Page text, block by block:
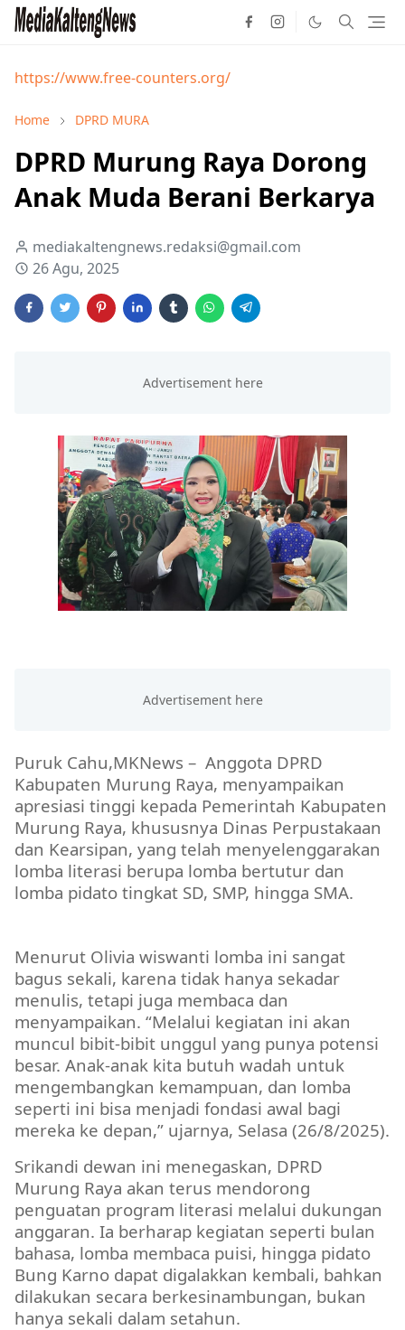
https://www.free-counters.org/
Home DPRD MURA
DPRD Murung Raya Dorong
Anak Muda Berani Berkarya
mediakaltengnews.redaksi@gmail.com
26 Agu, 2025
Puruk Cahu,MKNews – Anggota DPRD
Kabupaten Murung Raya, menyampaikan
apresiasi tinggi kepada Pemerintah Kabupaten
Murung Raya, khususnya Dinas Perpustakaan
dan Kearsipan, yang telah menyelenggarakan
lomba literasi berupa lomba bertutur dan
lomba pidato tingkat SD, SMP, hingga SMA.
Menurut Olivia wiswanti lomba ini sangat
bagus sekali, karena tidak hanya sekadar
menulis, tetapi juga membaca dan
menyampaikan. “Melalui kegiatan ini akan
muncul bibit-bibit unggul yang punya potensi
besar. Anak-anak kita butuh wadah untuk
mengembangkan kemampuan, dan lomba
seperti ini bisa menjadi fondasi awal bagi
mereka ke depan,” ujarnya, Selasa (26/8/2025).
Srikandi dewan ini menegaskan, DPRD
Murung Raya akan terus mendorong
penguatan program literasi melalui dukungan
anggaran. Ia berharap kegiatan seperti bulan
bahasa, lomba membaca puisi, hingga pidato
Bung Karno dapat digalakkan kembali, bahkan
dilakukan secara berkesinambungan, bukan
hanya sekali dalam setahun.